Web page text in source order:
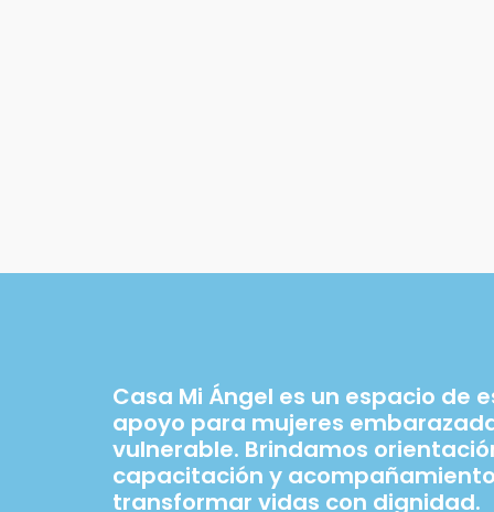
Casa Mi Ángel es un espacio de
apoyo para mujeres
vulnerable. Brindamos
capacitación y
transformar vidas con dignidad.